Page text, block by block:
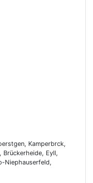
Kamperbrck,
Brückerheide, Eyll,
Niephauserfeld,